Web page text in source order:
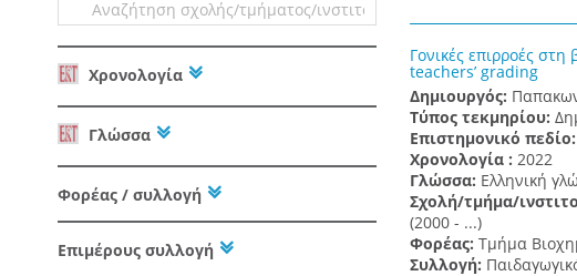
Χρονολογία
Γλώσσα
Φορέας / συλλογή
Επιμέρους συλλογή
Γονικές επιρροές
teachers’ grading
Δημιουργός:
Τύπος τεκμηρίου:
Επιστημονικό πεδίο:
Χρονολογία : 2022
Γλώσσα: Ελληνική
Σχολή/τμήμα/
(2000 - ...)
Φορέας: Τμήμα
Συλλογή: